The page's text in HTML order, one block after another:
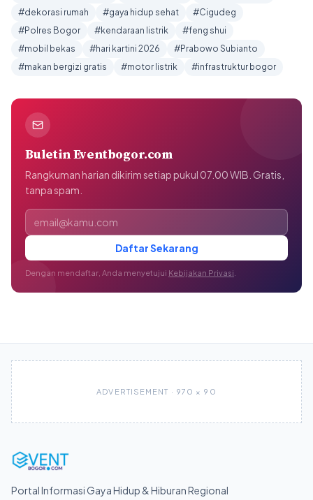
#dekorasi rumah
#gaya hidup sehat
#Cigudeg
#Polres Bogor
#kendaraan listrik
#feng shui
#mobil bekas
#hari kartini 2026
#Prabowo Subianto
#makan bergizi gratis
#motor listrik #infrastruktur bogor
Buletin Eventbogor.com
Rangkuman harian dikirim setiap pukul 07.00 WIB. Gratis,
tanpa spam.
Alamat email
Daftar Sekarang
Dengan mendaftar, Anda menyetujui Kebijakan Privasi
ADVERTISEMENT · 970 × 90
Portal Informasi Gaya Hidup & Hiburan Regional